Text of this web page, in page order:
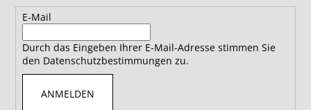
E-Mail
Durch das Eingeben Ihrer E-Mail-Adresse stimmen Sie
den Datenschutzbestimmungen zu.
ANMELDEN